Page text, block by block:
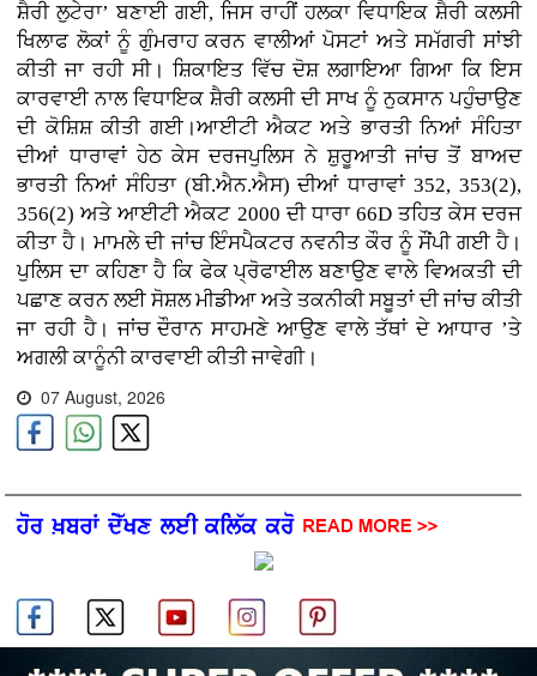
ਸ਼ੈਰੀ ਲੁਟੇਰਾ’ ਬਣਾਈ ਗਈ, ਜਿਸ ਰਾਹੀਂ ਹਲਕਾ ਵਿਧਾਇਕ ਸ਼ੈਰੀ ਕਲਸੀ
ਖਿਲਾਫ ਲੋਕਾਂ ਨੂੰ ਗੁੰਮਰਾਹ ਕਰਨ ਵਾਲੀਆਂ ਪੋਸਟਾਂ ਅਤੇ ਸਮੱਗਰੀ ਸਾਂਝੀ
ਕੀਤੀ ਜਾ ਰਹੀ ਸੀ। ਸ਼ਿਕਾਇਤ ਵਿੱਚ ਦੋਸ਼ ਲਗਾਇਆ ਗਿਆ ਕਿ ਇਸ
ਕਾਰਵਾਈ ਨਾਲ ਵਿਧਾਇਕ ਸ਼ੈਰੀ ਕਲਸੀ ਦੀ ਸਾਖ ਨੂੰ ਨੁਕਸਾਨ ਪਹੁੰਚਾਉਣ
ਦੀ ਕੋਸ਼ਿਸ਼ ਕੀਤੀ ਗਈ।ਆਈਟੀ ਐਕਟ ਅਤੇ ਭਾਰਤੀ ਨਿਆਂ ਸੰਹਿਤਾ
ਦੀਆਂ ਧਾਰਾਵਾਂ ਹੇਠ ਕੇਸ ਦਰਜਪੁਲਿਸ ਨੇ ਸ਼ੁਰੂਆਤੀ ਜਾਂਚ ਤੋਂ ਬਾਅਦ
ਭਾਰਤੀ ਨਿਆਂ ਸੰਹਿਤਾ (ਬੀ.ਐਨ.ਐਸ) ਦੀਆਂ ਧਾਰਾਵਾਂ 352, 353(2),
356(2) ਅਤੇ ਆਈਟੀ ਐਕਟ 2000 ਦੀ ਧਾਰਾ 66D ਤਹਿਤ ਕੇਸ ਦਰਜ
ਕੀਤਾ ਹੈ। ਮਾਮਲੇ ਦੀ ਜਾਂਚ ਇੰਸਪੈਕਟਰ ਨਵਨੀਤ ਕੌਰ ਨੂੰ ਸੌਂਪੀ ਗਈ ਹੈ।
ਪੁਲਿਸ ਦਾ ਕਹਿਣਾ ਹੈ ਕਿ ਫੇਕ ਪ੍ਰੋਫਾਈਲ ਬਣਾਉਣ ਵਾਲੇ ਵਿਅਕਤੀ ਦੀ
ਪਛਾਣ ਕਰਨ ਲਈ ਸੋਸ਼ਲ ਮੀਡੀਆ ਅਤੇ ਤਕਨੀਕੀ ਸਬੂਤਾਂ ਦੀ ਜਾਂਚ ਕੀਤੀ
ਜਾ ਰਹੀ ਹੈ। ਜਾਂਚ ਦੌਰਾਨ ਸਾਹਮਣੇ ਆਉਣ ਵਾਲੇ ਤੱਥਾਂ ਦੇ ਆਧਾਰ ’ਤੇ
ਅਗਲੀ ਕਾਨੂੰਨੀ ਕਾਰਵਾਈ ਕੀਤੀ ਜਾਵੇਗੀ।
07 August, 2026